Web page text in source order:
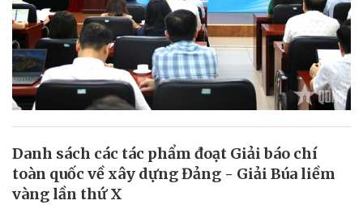
Danh sách các tác phẩm đoạt Giải báo chí
toàn quốc về xây dựng Đảng - Giải Búa liềm
vàng lần thứ X